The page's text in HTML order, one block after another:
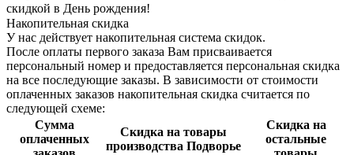
скидкой в День рождения!
Накопительная скидка
У нас действует накопительная система скидок.
После оплаты первого заказа Вам присваивается
персональный номер и предоставляется персональная скидка
на все последующие заказы. В зависимости от стоимости
оплаченных заказов накопительная скидка считается по
следующей схеме:
Сумма
оплаченных
Скидка на товары
производства Подворье
Скидка на
остальные